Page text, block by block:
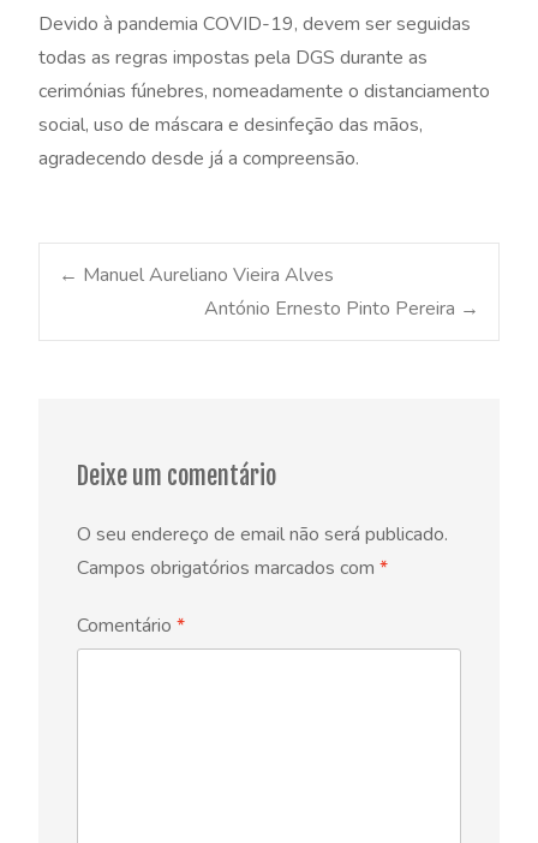
Devido à pandemia COVID-19, devem ser seguidas
todas as regras impostas pela DGS durante as
cerimónias fúnebres, nomeadamente o distanciamento
social, uso de máscara e desinfeção das mãos,
agradecendo desde já a compreensão.
Post
← Manuel Aureliano Vieira Alves
António Ernesto Pinto Pereira →
Deixe um comentário
O seu endereço de email não será publicado.
Campos obrigatórios marcados com *
Comentário *